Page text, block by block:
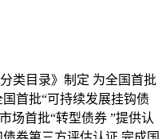
类目录》制定 为全国首批
国首批“可持续发展挂钩债
场首批“转型债券 ”提供认